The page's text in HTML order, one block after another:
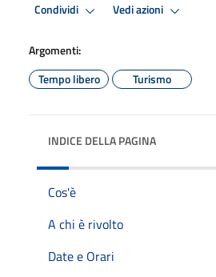
Condividi Vedi azioni
Argomenti:
Tempo libero
Turismo
INDICE DELLA PAGINA
Cos'è
A chi è rivolto
Date e Orari